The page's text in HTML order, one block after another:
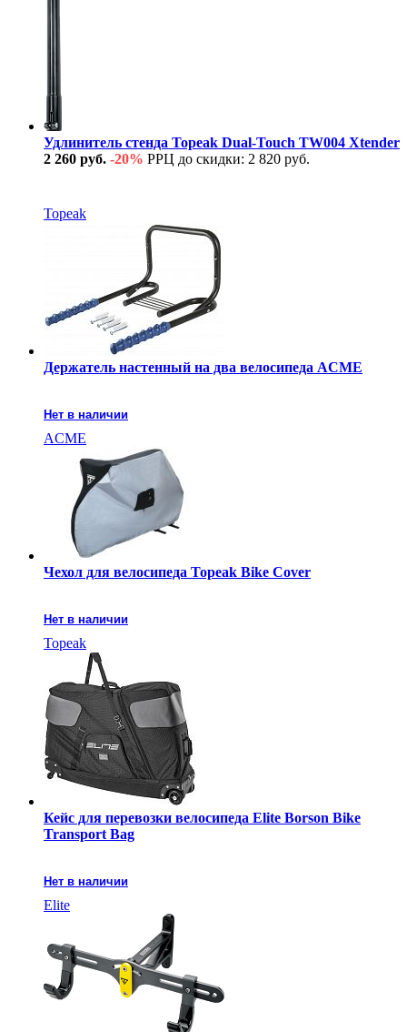
Удлинитель стенда Topeak Dual-Touch TW004 Xtender
2 260 руб. -20% РРЦ до скидки: 2 820 руб.
Topeak
Держатель настенный на два велосипеда ACME
Нет в наличии
ACME
Чехол для велосипеда Topeak Bike Cover
Нет в наличии
Topeak
Кейс для перевозки велосипеда Elite Borson Bike
Transport Bag
Нет в наличии
Elite